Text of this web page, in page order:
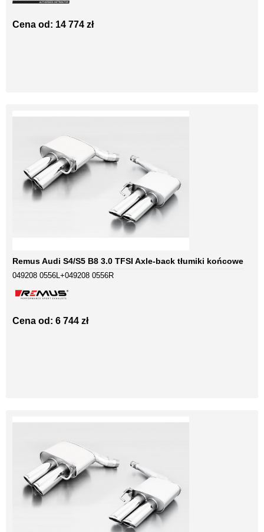
Cena od: 14 774 zł
Remus Audi S4/S5 B8 3.0 TFSI Axle-back tłumiki końcowe
049208 0556L+049208 0556R
Cena od: 6 744 zł